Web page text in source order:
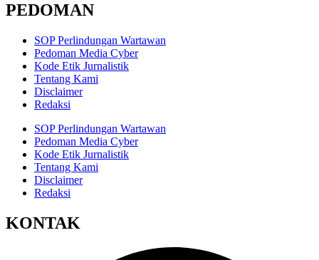
PEDOMAN
SOP Perlindungan Wartawan
Pedoman Media Cyber
Kode Etik Jurnalistik
Tentang Kami
Disclaimer
Redaksi
SOP Perlindungan Wartawan
Pedoman Media Cyber
Kode Etik Jurnalistik
Tentang Kami
Disclaimer
Redaksi
KONTAK